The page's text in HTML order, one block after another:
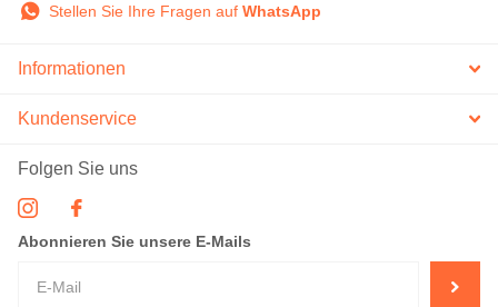
Stellen Sie Ihre Fragen auf WhatsApp
Informationen
Kundenservice
Folgen Sie uns
Abonnieren Sie unsere E-Mails